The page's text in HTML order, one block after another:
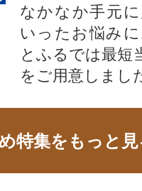
なかなか手元
いったお悩み
とふるでは最短
をご用意しまし
特集をもっと